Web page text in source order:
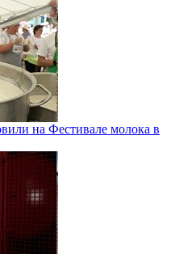
на Фестивале молока в